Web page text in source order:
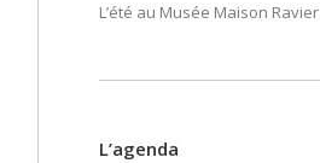
L’été au Musée Maison Ravier
L’agenda